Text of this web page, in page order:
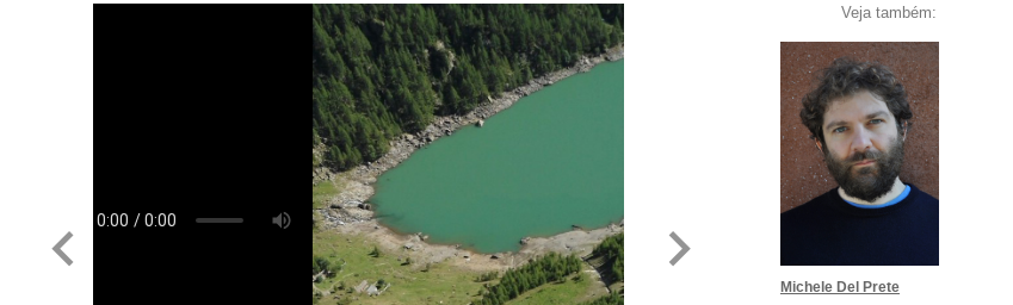
Veja também:
Michele Del Prete